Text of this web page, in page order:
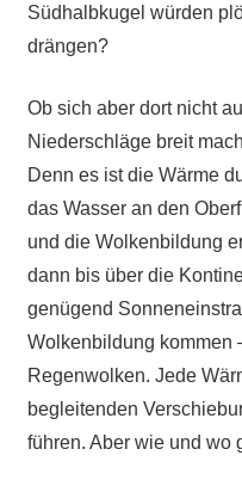
Südhalbkugel würden
drängen?
Ob sich aber dort nicht
Niederschläge breit
Denn es ist die Wärme
das Wasser an den
und die Wolkenbildung
dann bis über die
genügend
Wolkenbildung kommen
Regenwolken. Jede
begleitenden
führen. Aber wie und wo